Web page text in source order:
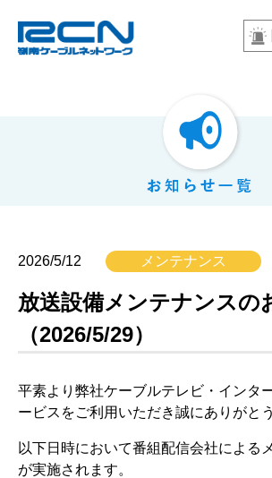
2026/5/12 メンテナンス
放送設備メンテナンスの
（2026/5/29）
平素より弊社ケーブルテレビ・インタ
ービスをご利用いただき誠にありがと
以下日時において番組配信会社による
が実施されます。